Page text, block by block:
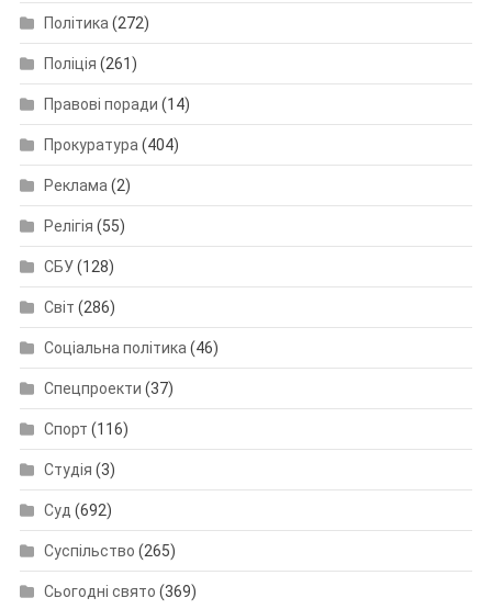
Політика(272)
Поліція (261)
Правові поради (14)
Прокуратура(404)
Реклама(2)
Релігія (55)
СБУ(128)
Світ (286)
Соціальна політика(46)
Спецпроекти (37)
Спорт (116)
Студія (3)
Суд (692)
Суспільство (265)
Сьогодні свято (369)